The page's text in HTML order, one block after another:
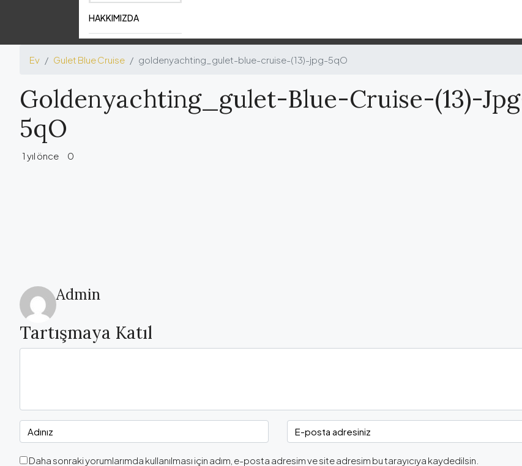
HAKKIMIZDA
Ev Gulet Blue Cruise goldenyachting_gulet-blue-cruise-(13)-jpg-5qO
Goldenyachting_gulet-Blue-Cruise-(13)-
5qO
1 yıl önce 0
Admin
Tartışmaya Katıl
Daha sonraki yorumlarımda kullanılması için adım, e-posta adresim ve site adresim bu tarayıcıya kaydedilsin.